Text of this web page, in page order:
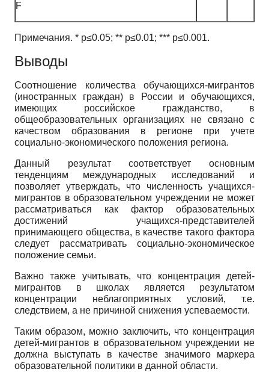
F
Примечания. * p≤0.05; ** p≤0.01; *** p≤0.001.
Выводы
Соотношение количества обучающихся-мигрантов
(иностранных граждан) в России и обучающихся,
имеющих российское гражданство, в
общеобразовательных организациях не связано с
качеством образования в регионе при учете
социально-экономического положения региона.
Данный результат соответствует основным
тенденциям международных исследований и
позволяет утверждать, что численность учащихся-
мигрантов в образовательном учреждении не может
рассматриваться как фактор образовательных
достижений учащихся-представителей
принимающего общества, в качестве такого фактора
следует рассматривать социально-экономическое
положение семьи.
Важно также учитывать, что концентрация детей-
мигрантов в школах является результатом
концентрации неблагоприятных условий, т.е.
следствием, а не причиной снижения успеваемости.
Таким образом, можно заключить, что концентрация
детей-мигрантов в образовательном учреждении не
должна выступать в качестве значимого маркера
образовательной политики в данной области.